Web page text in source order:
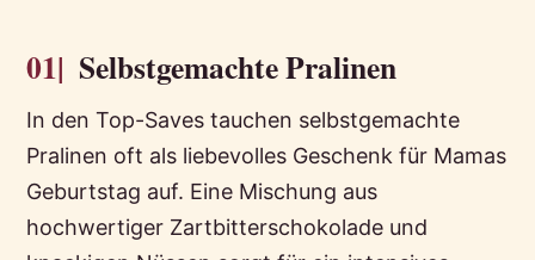
01| Selbstgemachte Pralinen
In den Top-Saves tauchen selbstgemachte
Pralinen oft als liebevolles Geschenk für Mamas
Geburtstag auf. Eine Mischung aus
hochwertiger Zartbitterschokolade und